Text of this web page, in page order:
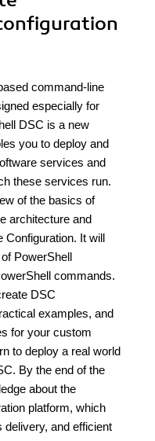
command-line
especially for
DSC is a new
you to deploy and
services and
these services run.
of the basics of
architecture and
Configuration. It will
PowerShell
commands.
DSC
examples, and
for your custom
to deploy a real world
By the end of the
about the
platform, which
delivery, and efficient